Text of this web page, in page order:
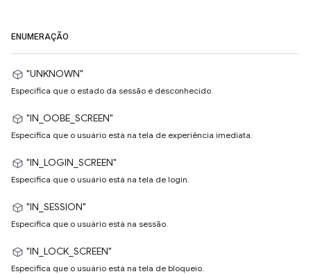
ENUMERAÇÃO
"UNKNOWN"
Especifica que o estado da sessão é desconhecido.
"IN_OOBE_SCREEN"
Especifica que o usuário está na tela de experiência imediata.
"IN_LOGIN_SCREEN"
Especifica que o usuário está na tela de login.
"IN_SESSION"
Especifica que o usuário está na sessão.
"IN_LOCK_SCREEN"
Especifica que o usuário está na tela de bloqueio.